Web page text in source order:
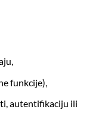
funkcije),
autentifikaciju ili